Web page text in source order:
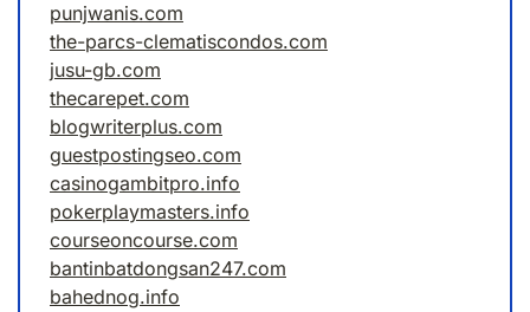
punjwanis.com
the-parcs-clematiscondos.com
jusu-gb.com
thecarepet.com
blogwriterplus.com
guestpostingseo.com
casinogambitpro.info
pokerplaymasters.info
courseoncourse.com
bantinbatdongsan247.com
bahednog.info